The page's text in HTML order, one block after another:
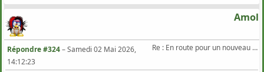
Amol
Re : En route pour un nouveau Triton .
Répondre #324–Samedi 02 Mai 2026,
14:12:23